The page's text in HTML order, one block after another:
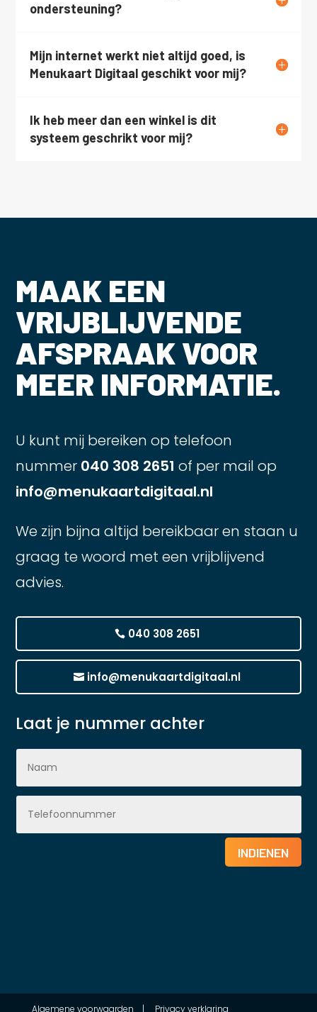
ondersteuning?
Mijn internet werkt niet altijd goed, is
Menukaart Digitaal geschikt voor mij?
Ik heb meer dan een winkel is dit
systeem geschrikt voor mij?
MAAK EEN
VRIJBLIJVENDE
AFSPRAAK VOOR
MEER INFORMATIE.
U kunt mij bereiken op telefoon
nummer 040 308 2651 of per mail op
info@menukaartdigitaal.nl
We zijn bijna altijd bereikbaar en staan u
graag te woord met een vrijblijvend
advies.
040 308 2651
info@menukaartdigitaal.nl
Laat je nummer achter
INDIENEN
Algemene voorwaarden | Privacy verklaring